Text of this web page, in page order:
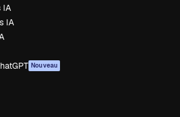
IA
IA
Nouveau